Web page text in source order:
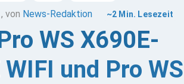
, von News-Redaktion ~2 Min. Lesezeit
WS X690E-
WIFI und Pro WS